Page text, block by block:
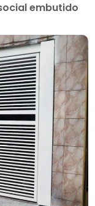
embutido